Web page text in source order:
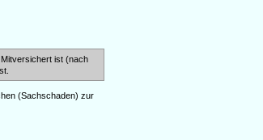
ist (nach
(Sachschaden) zur